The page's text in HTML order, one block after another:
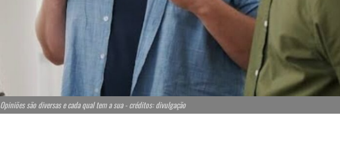
Opiniões são diversas e cada qual tem a sua - créditos: divulgação